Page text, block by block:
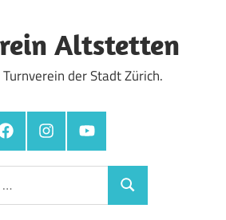
Altstetten
der Stadt Zürich.
InstagramYouTube
Suchen